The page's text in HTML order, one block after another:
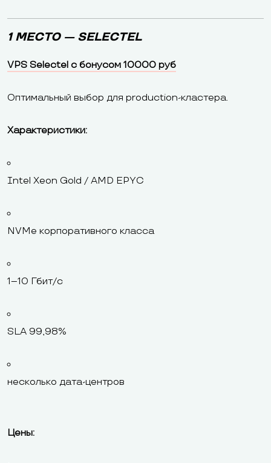
1 МЕСТО — SELECTEL
VPS Selectel с бонусом 10000 руб
Оптимальный выбор для production-кластера.
Характеристики:
Intel Xeon Gold / AMD EPYC
NVMe корпоративного класса
1–10 Гбит/с
SLA 99,98%
несколько дата-центров
Цены: